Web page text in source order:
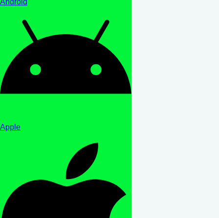
Android
Apple